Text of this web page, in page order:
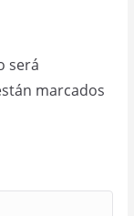
será
marcados